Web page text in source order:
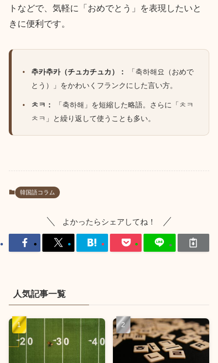
トなどで、気軽に「おめでとう」を表現したいと
きに便利です。
추카추카（チュカチュカ）：
「축하해요（おめで
とう）」をかわいくフランクにした言い方。
ㅊㅋ：
「축하해」を短縮した略語。さらに「ㅊㅋ
ㅊㅋ」と繰り返して使うことも多い。
韓国語コラム
よかったらシェアしてね！
人気記事一覧